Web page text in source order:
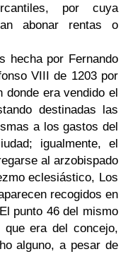
por cuya
abonar rentas o
hecha por Fernando
VIII de 1203 por
donde era vendido el
destinadas las
a los gastos del
igualmente, el
al arzobispado
eclesiástico, Los
recogidos en
punto 46 del mismo
era del concejo,
alguno, a pesar de